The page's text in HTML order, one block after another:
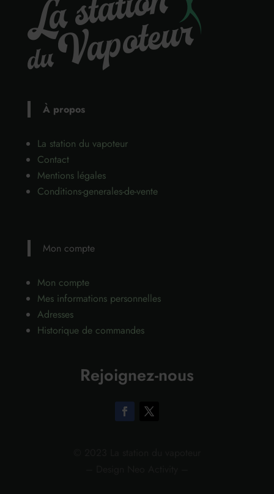
À propos
La station du vapoteur
Contact
Mentions légales
Conditions-generales-de-vente
Mon compte
Mon compte
Mes informations personnelles
Adresses
Historique de commandes
Rejoignez-nous